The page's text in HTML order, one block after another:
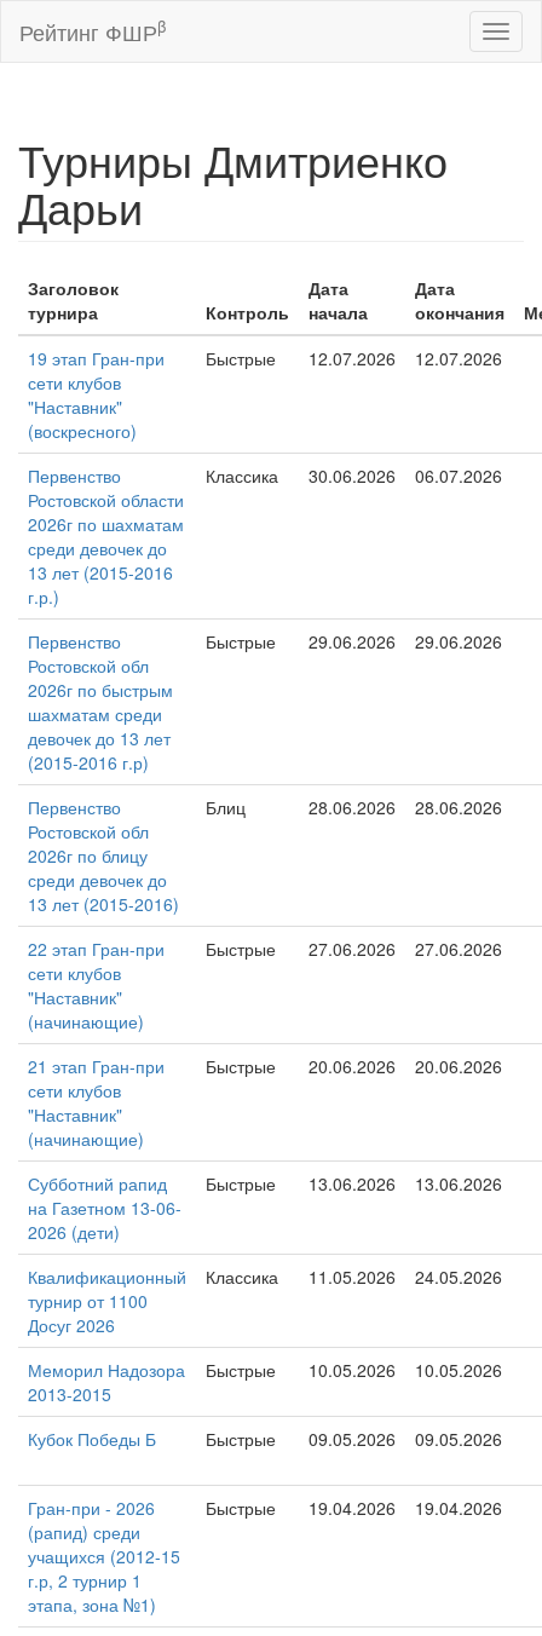
Рейтинг ФШРβ
Турниры Дмитриенко
Дарьи
Заголовок
турнира
Контроль
Дата
начала
Дата
окончания
19 этап Гран-при
сети клубов
"Наставник"
(воскресного)
Быстрые 12.07.2026 12.07.2026
Первенство
Ростовской области
2026г по шахматам
среди девочек до
13 лет (2015-2016
г.р.)
Классика 30.06.2026 06.07.2026
Первенство
Ростовской обл
2026г по быстрым
шахматам среди
девочек до 13 лет
(2015-2016 г.р)
Быстрые 29.06.2026 29.06.2026
Первенство
Ростовской обл
2026г по блицу
среди девочек до
13 лет (2015-2016)
Блиц 28.06.2026 28.06.2026
22 этап Гран-при
сети клубов
"Наставник"
(начинающие)
Быстрые 27.06.2026 27.06.2026
21 этап Гран-при
сети клубов
"Наставник"
(начинающие)
Быстрые 20.06.2026 20.06.2026
Субботний рапид
на Газетном 13-06-
2026 (дети)
Быстрые 13.06.2026 13.06.2026
Квалификационный
турнир от 1100
Досуг 2026
Классика 11.05.2026 24.05.2026
Меморил Надозора
2013-2015
Быстрые 10.05.2026 10.05.2026
Кубок Победы Б Быстрые 09.05.2026 09.05.2026
Гран-при - 2026
(рапид) среди
учащихся (2012-15
г.р, 2 турнир 1
этапа, зона №1)
Быстрые 19.04.2026 19.04.2026